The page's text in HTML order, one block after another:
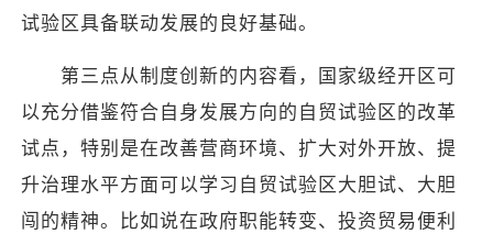
试验区具备联动发展的良好基础。
第三点从制度创新的内容看，国家级经开区可
以充分借鉴符合自身发展方向的自贸试验区的改革
试点，特别是在改善营商环境、扩大对外开放、提
升治理水平方面可以学习自贸试验区大胆试、大胆
闯的精神。比如说在政府职能转变、投资贸易便利